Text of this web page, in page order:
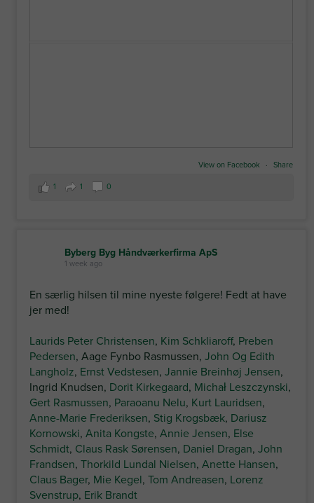
View on Facebook · Share
1 1 0
Byberg Byg Håndværkerfirma ApS
1 week ago
En særlig hilsen til mine nyeste følgere! Fedt at have
jer med!
Laurids Peter Christensen, Kim Schkliaroff, Preben
Pedersen, Aage Fynbo Rasmussen,John Og Edith
Langholz, Ernst Vedstesen,Jannie Breinhøj Jensen,
Ingrid Knudsen, Dorit Kirkegaard, Michał Leszczynski,
Gert Rasmussen, Paraoanu Nelu, Kurt Lauridsen,
Anne-Marie Frederiksen, Stig Krogsbæk, Dariusz
Kornowski,Anita Kongste,Annie Jensen, Else
Schmidt, Claus Rask Sørensen, Daniel Dragan,John
Frandsen,Thorkild Lundal Nielsen,Anette Hansen,
Claus Bager, Mie Kegel,Tom Andreasen, Lorenz
Svenstrup, Erik Brandt